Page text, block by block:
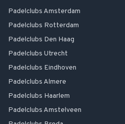
Padelclubs Amsterdam
Padelclubs Rotterdam
Padelclubs Den Haag
Padelclubs Utrecht
Padelclubs Eindhoven
Padelclubs Almere
Padelclubs Haarlem
Padelclubs Amstelveen